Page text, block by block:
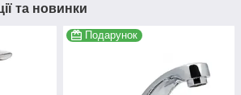
та новинки
Подарунок